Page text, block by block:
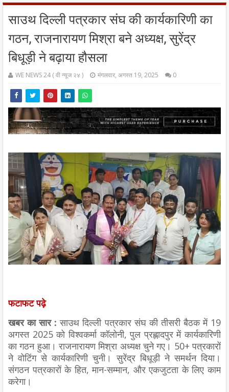
साउथ दिल्ली पत्रकार संघ की कार्यकारिणी का
गठन, राजनारायण मिश्रा बने अध्यक्ष, सुरेंद्र
बिधूड़ी ने बढ़ाया हौसला
WE NEWS 24 ( वी न्यूज २४ ) मंगलवार, अगस्त 19, 2025 0
फटाफट पढ़े
खबर का सार : साउथ दिल्ली पत्रकार संघ की तीसरी बैठक में 19
अगस्त 2025 को विश्वकर्मा कॉलोनी, पुल प्रह्लादपुर में कार्यकारिणी
का गठन हुआ। राजनारायण मिश्रा अध्यक्ष चुने गए। 50+ पत्रकारों
ने वोटिंग से कार्यकारिणी चुनी। सुरेंद्र बिधूड़ी ने समर्थन दिया।
संगठन पत्रकारों के हित, मान-सम्मान, और एकजुटता के लिए काम
करेगा।